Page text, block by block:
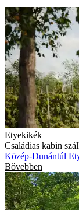
Etyekikék
Családias kabin
Közép-Dunántúl
Bővebben